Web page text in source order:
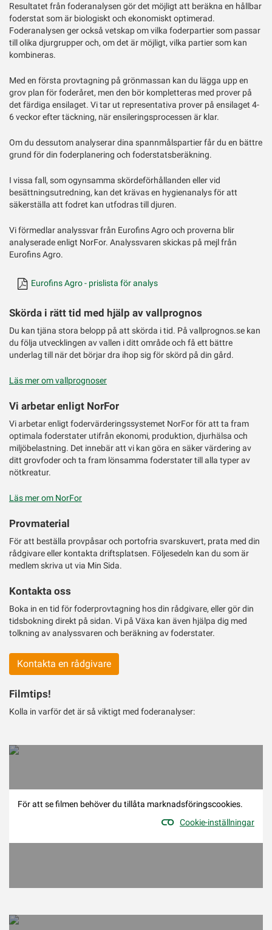
Resultatet från foderanalysen gör det möjligt att beräkna en hållbar
foderstat som är biologiskt och ekonomiskt optimerad.
Foderanalysen ger också vetskap om vilka foderpartier som passar
till olika djurgrupper och, om det är möjligt, vilka partier som kan
kombineras.
Med en första provtagning på grönmassan kan du lägga upp en
grov plan för foderåret, men den bör kompletteras med prover på
det färdiga ensilaget. Vi tar ut representativa prover på ensilaget 4-
6 veckor efter täckning, när ensileringsprocessen är klar.
Om du dessutom analyserar dina spannmålspartier får du en bättre
grund för din foderplanering och foderstatsberäkning.
I vissa fall, som ogynsamma skördeförhållanden eller vid
besättningsutredning, kan det krävas en hygienanalys för att
säkerställa att fodret kan utfodras till djuren.
Vi förmedlar analyssvar från Eurofins Agro och proverna blir
analyserade enligt NorFor. Analyssvaren skickas på mejl från
Eurofins Agro.
Eurofins Agro - prislista för analys
Skörda i rätt tid med hjälp av vallprognos
Du kan tjäna stora belopp på att skörda i tid. På vallprognos.se kan
du följa utvecklingen av vallen i ditt område och få ett bättre
underlag till när det börjar dra ihop sig för skörd på din gård.
Läs mer om vallprognoser
Vi arbetar enligt NorFor
Vi arbetar enligt fodervärderingssystemet NorFor för att ta fram
optimala foderstater utifrån ekonomi, produktion, djurhälsa och
miljöbelastning. Det innebär att vi kan göra en säker värdering av
ditt grovfoder och ta fram lönsamma foderstater till alla typer av
nötkreatur.
Läs mer om NorFor
Provmaterial
För att beställa provpåsar och portofria svarskuvert, prata med din
rådgivare eller kontakta driftsplatsen. Följesedeln kan du som är
medlem skriva ut via Min Sida.
Kontakta oss
Boka in en tid för foderprovtagning hos din rådgivare, eller gör din
tidsbokning direkt på sidan. Vi på Växa kan även hjälpa dig med
tolkning av analyssvaren och beräkning av foderstater.
Kontakta en rådgivare
Filmtips!
Kolla in varför det är så viktigt med foderanalyser:
För att se filmen behöver du tillåta marknadsföringscookies.
Cookie-inställningar